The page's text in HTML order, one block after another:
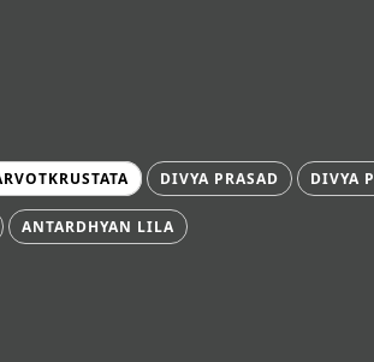
DIVYA PRASAD DIVYA
ANTARDHYAN LILA